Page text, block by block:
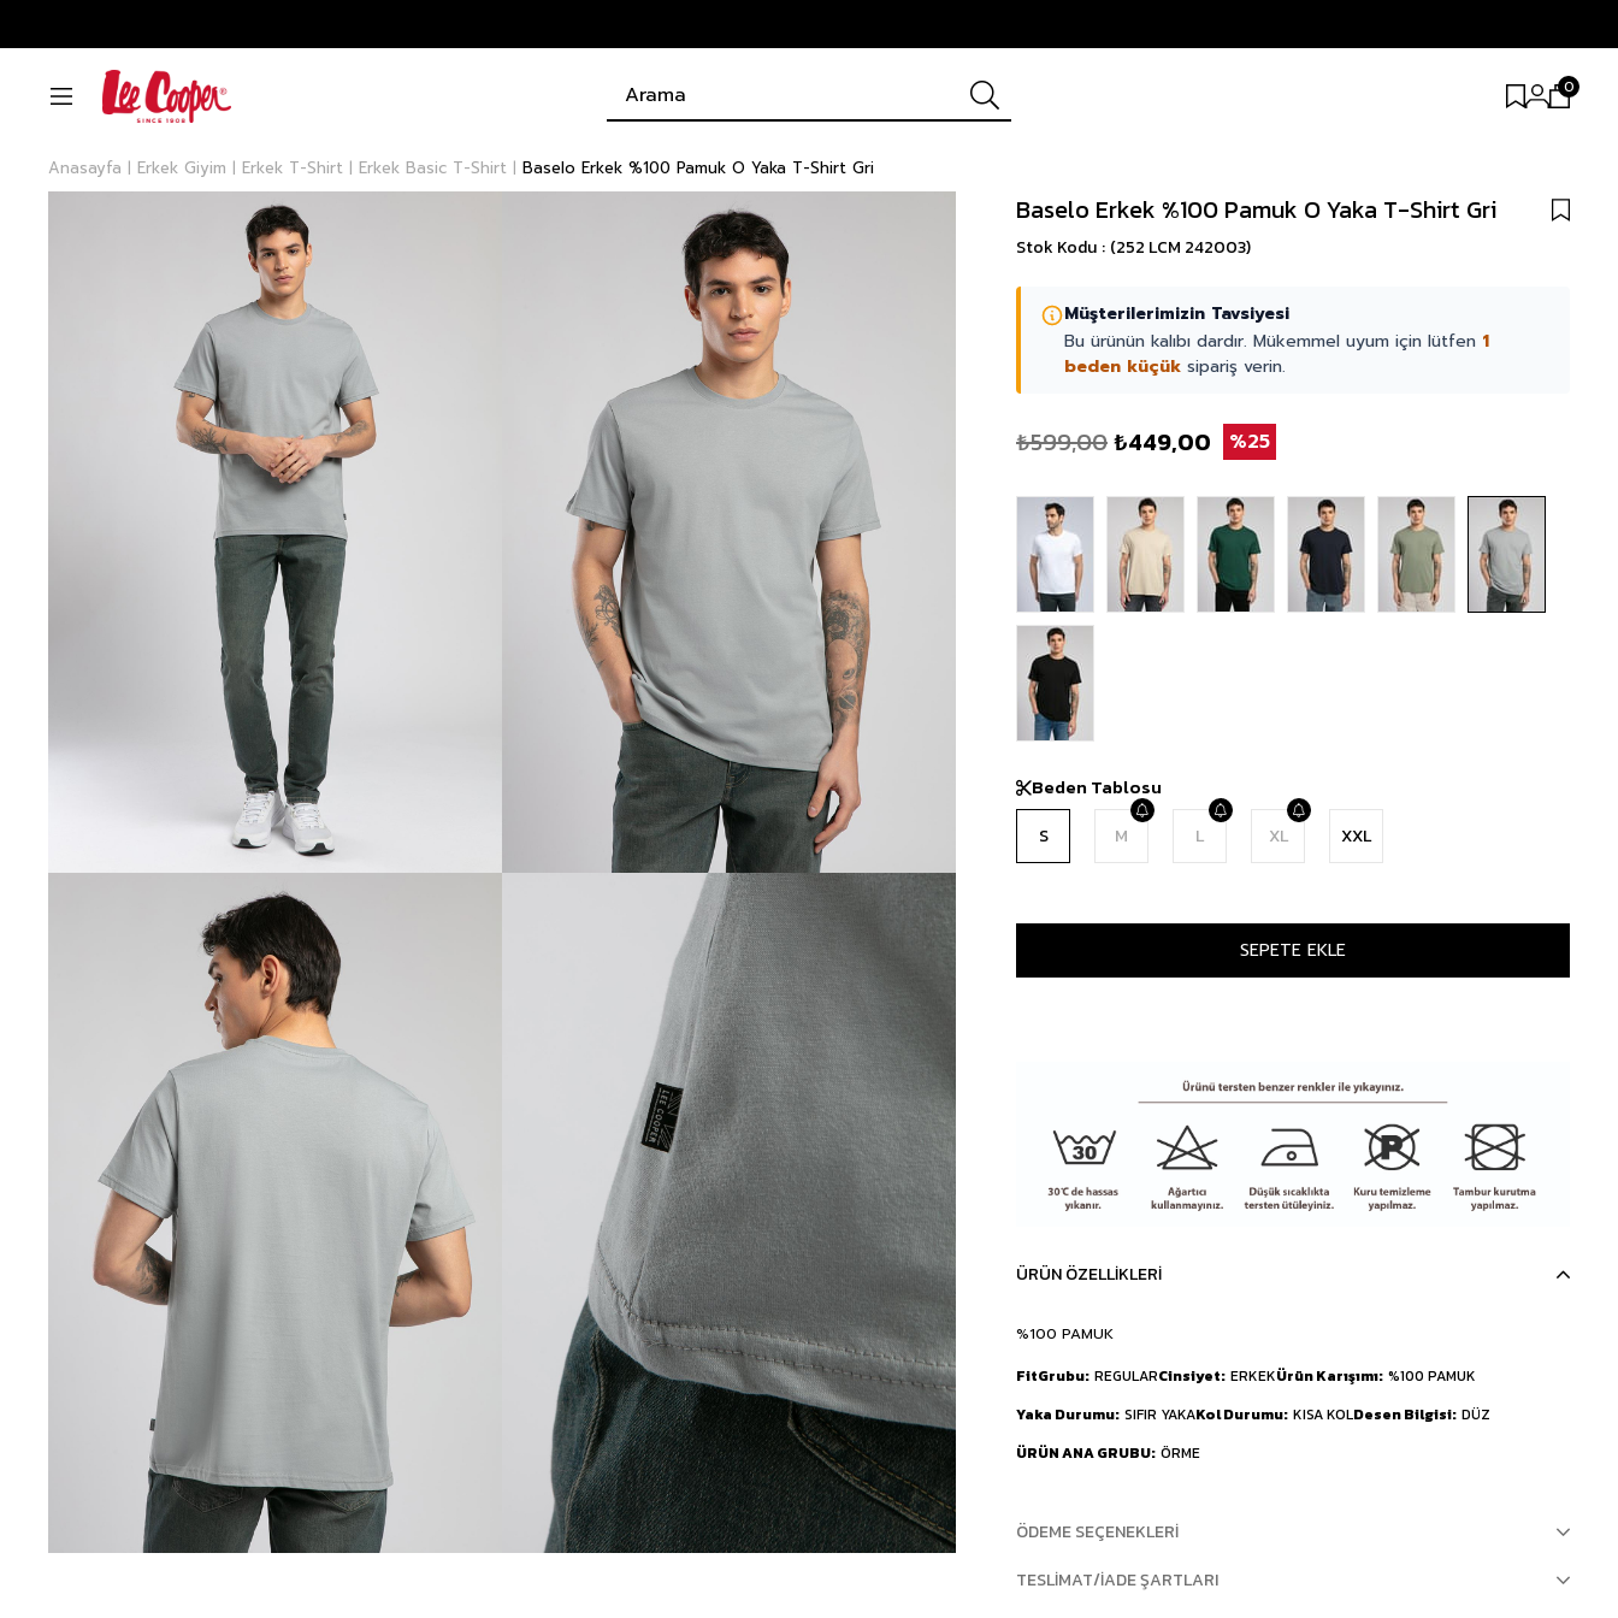
0
Anasayfa Erkek Giyim Erkek T-Shirt Erkek Basic T-Shirt Baselo Erkek %100 Pamuk O Yaka T-Shirt Gri
Baselo Erkek %100 Pamuk O Yaka T-Shirt Gri
Stok Kodu (252 LCM 242003)
Müşterilerimizin Tavsiyesi
Bu ürünün kalıbı dardır. Mükemmel uyum için lütfen 1
beden küçük sipariş verin.
₺599,00₺449,00 25
Beden Tablosu
S M L XL XXL
ÜRÜN ÖZELLIKLERI
%100 PAMUK
FitGrubu REGULARCinsiyet ERKEKÜrün Karışımı %100 PAMUK
Yaka Durumu SIFIR YAKAKol Durumu KISA KOLDesen Bilgisi DÜZ
ÜRÜN ANA GRUBU ÖRME
ÖDEME SEÇENEKLERI
TESLIMAT/İADE ŞARTLARI